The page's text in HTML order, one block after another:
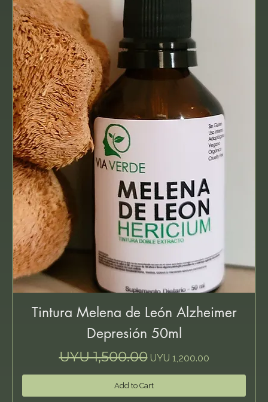
Tintura Melena de León Alzheimer
Depresión 50ml
Regular Price
UYU 1,500.00 Sale Price
UYU 1,200.00
Add to Cart